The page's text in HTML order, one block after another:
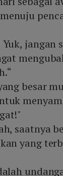
jangan
besar
saatnya
yang